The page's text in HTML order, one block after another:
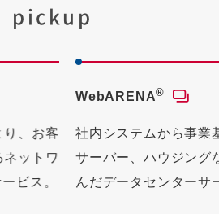
pickup
WebARENA ®
社内システムから事業基盤ま
サーバー、ハウジングなど、
んだデータセンターサービス